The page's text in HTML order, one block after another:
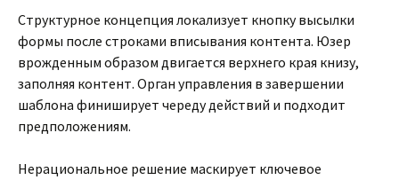
Структурное концепция локализует кнопку высылки
формы после строками вписывания контента. Юзер
врожденным образом двигается верхнего края книзу,
заполняя контент. Орган управления в завершении
шаблона финиширует череду действий и подходит
предположениям.
Нерациональное решение маскирует ключевое